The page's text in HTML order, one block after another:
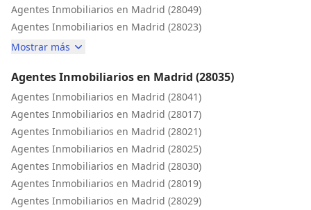
Agentes Inmobiliarios en Madrid (28049)
Agentes Inmobiliarios en Madrid (28023)
Mostrar más
Agentes Inmobiliarios en Madrid (28035)
Agentes Inmobiliarios en Madrid (28041)
Agentes Inmobiliarios en Madrid (28017)
Agentes Inmobiliarios en Madrid (28021)
Agentes Inmobiliarios en Madrid (28025)
Agentes Inmobiliarios en Madrid (28030)
Agentes Inmobiliarios en Madrid (28019)
Agentes Inmobiliarios en Madrid (28029)